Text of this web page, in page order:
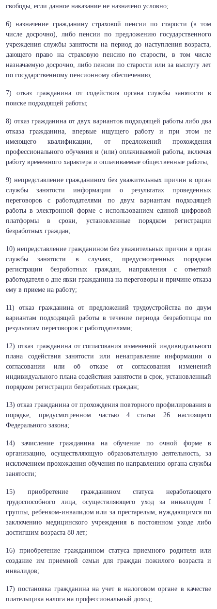
свободы, если данное наказание не назначено условно;
6) назначение гражданину страховой пенсии по старости (в том
числе досрочно), либо пенсии по предложению государственного
учреждения службы занятости на период до наступления возраста,
дающего право на страховую пенсию по старости, в том числе
назначаемую досрочно, либо пенсии по старости или за выслугу лет
по государственному пенсионному обеспечению;
7) отказ гражданина от содействия органа службы занятости в
поиске подходящей работы;
8) отказ гражданина от двух вариантов подходящей работы либо два
отказа гражданина, впервые ищущего работу и при этом не
имеющего квалификации, от предложений прохождения
профессионального обучения и (или) оплачиваемой работы, включая
работу временного характера и оплачиваемые общественные работы;
9) непредставление гражданином без уважительных причин в орган
службы занятости информации о результатах проведенных
переговоров с работодателями по двум вариантам подходящей
работы в электронной форме с использованием единой цифровой
платформы в сроки, установленные порядком регистрации
безработных граждан;
10) непредставление гражданином без уважительных причин в орган
службы занятости в случаях, предусмотренных порядком
регистрации безработных граждан, направления с отметкой
работодателя о дне явки гражданина на переговоры и причине отказа
ему в приеме на работу;
11) отказ гражданина от предложений трудоустройства по двум
вариантам подходящей работы в течение периода безработицы по
результатам переговоров с работодателями;
12) отказ гражданина от согласования изменений индивидуального
плана содействия занятости или ненаправление информации о
согласовании или об отказе от согласования изменений
индивидуального плана содействия занятости в срок, установленный
порядком регистрации безработных граждан;
13) отказ гражданина от прохождения повторного профилирования в
порядке, предусмотренном частью 4 статьи 26 настоящего
Федерального закона;
14) зачисление гражданина на обучение по очной форме в
организацию, осуществляющую образовательную деятельность, за
исключением прохождения обучения по направлению органа службы
занятости;
15) приобретение гражданином статуса неработающего
трудоспособного лица, осуществляющего уход за инвалидом I
группы, ребенком-инвалидом или за престарелым, нуждающимся по
заключению медицинского учреждения в постоянном уходе либо
достигшим возраста 80 лет;
16) приобретение гражданином статуса приемного родителя или
создание им приемной семьи для граждан пожилого возраста и
инвалидов;
17) постановка гражданина на учет в налоговом органе в качестве
плательщика налога на профессиональный доход;